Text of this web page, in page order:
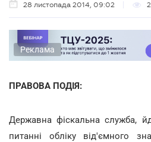
28 листопада 2014, 09:02
Реклама
ПРАВОВА ПОДІЯ:
Державна фіскальна служба,
питанні обліку від'ємного